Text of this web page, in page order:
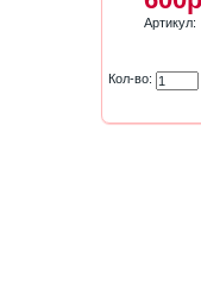
Артикул:
Кол-во: